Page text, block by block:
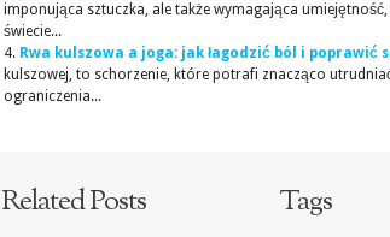
imponująca sztuczka, ale także wymagająca
świecie...
Rwa kulszowa a joga: jak łagodzić ból i poprawić
kulszowej, to schorzenie, które potrafi znacząco
ograniczenia...
Related Posts Tags